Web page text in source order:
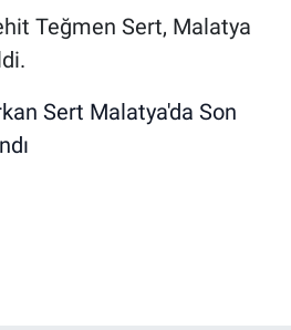
Teğmen Sert, Malatya